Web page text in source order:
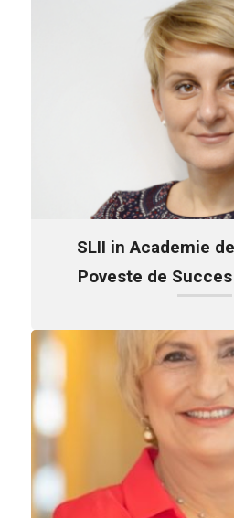
SLII in Academie
Poveste de